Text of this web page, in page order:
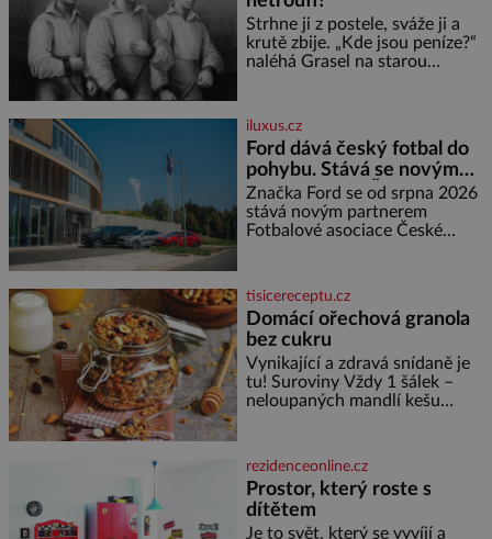
bez které si českou zahradu ani
nedokážeme představit. Její
příběh je
Strhne ji z postele, sváže ji a
krutě zbije. „Kde jsou peníze?“
naléhá Grasel na starou
nemůže, protože žádné nemá,
spokojí se lupič s několika
měďáky a štůčky látky. Zraněná
žena pár dní nato umírá. Je to
muž nebývale krutý. Jeho činy
budí hrůzu ještě dlouho po jeho
smrti
iluxus.cz
Ford dává český fotbal do
pohybu. Stává se novým
partnerem FAČR
Značka Ford se od srpna 2026
stává novým partnerem
Fotbalové asociace České
asociace, reprezentačních týmů
i českého fotbalu v regionech.
Partner
tisicereceptu.cz
Domácí ořechová granola
bez cukru
Vynikající a zdravá snídaně je
tu! Suroviny Vždy 1 šálek –
neloupaných mandlí kešu
semínek dýně rozinek 3 šálky
ovesných vloček 1 lžíce mlet
rezidenceonline.cz
Prostor, který roste s
dítětem
Je to svět, který se vyvíjí a